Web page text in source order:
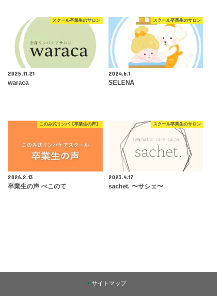
スクール卒業生のサロン
2025.11.21
waraca
スクール卒業生のサロン
2024.6.1
SELENA
このみ式リンパ【卒業生の声】
2026.2.13
卒業生の声 ぺこのて
スクール卒業生のサロン
2023.4.17
sachet. 〜サシェ〜
サイトマップ